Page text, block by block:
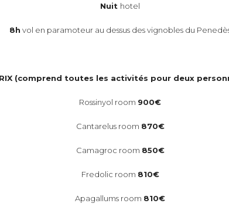
Nuit hotel
8h vol en paramoteur au dessus des vignobles du
(comprend toutes les activités pour deux
Rossinyol room 900€
Cantarelus room 870€
Camagroc room 850€
Fredolic room 810€
Apagallums room 810€